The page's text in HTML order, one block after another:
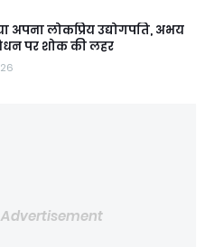
अपना लोकप्रिय उद्योगपति, अभय
पर शोक की लहर